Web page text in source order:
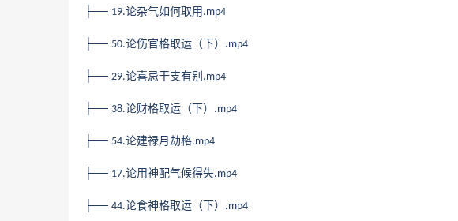
├── 19.论杂气如何取用 .mp4
├── 50.论伤官格取运（下） .mp4
├── 29.论喜忌干支有别 .mp4
├── 38.论财格取运（下） .mp4
├── 54.论建禄月劫格.mp4
├── 17.论用神配气候得失.mp4
├── 44.论食神格取运（下） .mp4